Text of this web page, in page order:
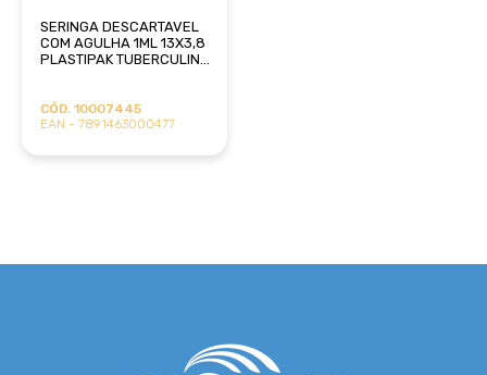
SERINGA DESCARTAVEL
COM AGULHA 1ML 13X3,8
PLASTIPAK TUBERCULINA
CÓD. 10007445
EAN - 7891463000477